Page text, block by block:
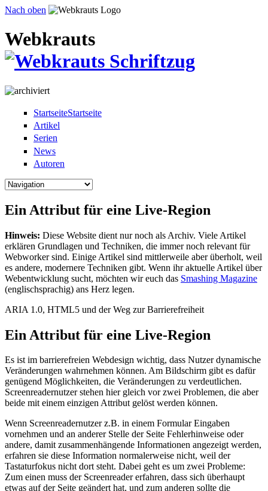
Direkt zum Inhalt
Nach oben
Webkrauts
StartseiteStartseite
Artikel
Serien
News
Autoren
Ein Attribut für eine Live-Region
Hinweis: Diese Website dient nur noch als Archiv. Viele Artikel
erklären Grundlagen und Techniken, die immer noch relevant für
Webworker sind. Einige Artikel sind mittlerweile aber überholt, weil
es andere, modernere Techniken gibt. Wenn ihr aktuelle Artikel über
Webentwicklung sucht, möchten wir euch das Smashing Magazine
(englischsprachig) ans Herz legen.
ARIA 1.0, HTML5 und der Weg zur Barrierefreiheit
Ein Attribut für eine Live-Region
Es ist im barrierefreien Webdesign wichtig, dass Nutzer dynamische
Veränderungen wahrnehmen können. Am Bildschirm gibt es dafür
genügend Möglichkeiten, die Veränderungen zu verdeutlichen.
Screenreadernutzer stehen hier gleich vor zwei Problemen, die aber
beide mit einem einzigen Attribut gelöst werden können.
Wenn Screenreadernutzer z.B. in einem Formular Eingaben
vornehmen und an anderer Stelle der Seite Fehlerhinweise oder
andere, damit zusammenhängende Informationen angezeigt werden,
erfahren sie diese Information normalerweise nicht, weil der
Tastaturfokus nicht dort steht. Dabei geht es um zwei Probleme:
Zum einen muss der Screenreader erfahren, dass sich überhaupt
etwas auf der Seite geändert hat, und zum anderen sollte die